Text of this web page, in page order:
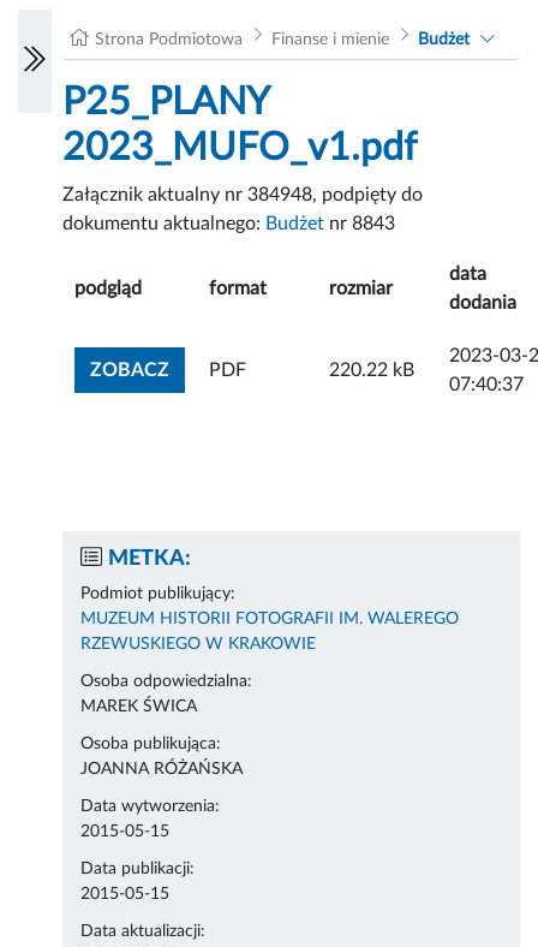
Strona Podmiotowa Finanse i mienie Budżet
P25_PLANY
2023_MUFO_v1.pdf
Załącznik aktualny nr 384948, podpięty do
dokumentu aktualnego: Budżet nr 8843
podgląd format rozmiar
data
dodania
ZOBACZZOBACZ ZAŁĄCZNIK
PDF 220.22 kB
2023-03-
07:40:37
METKA:
Podmiot publikujący:
MUZEUM HISTORII FOTOGRAFII IM. WALEREGO
RZEWUSKIEGO W KRAKOWIE
Osoba odpowiedzialna:
MAREK ŚWICA
Osoba publikująca:
JOANNA RÓŻAŃSKA
Data wytworzenia:
2015-05-15
Data publikacji:
2015-05-15
Data aktualizacji: